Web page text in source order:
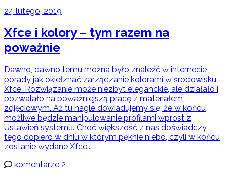
24 lutego, 2019
Xfce i kolory – tym razem na
poważnie
Dawno, dawno temu można było znaleźć w internecie
porady jak okiełznać zarządzanie kolorami w środowisku
Xfce. Rozwiązanie może niezbyt eleganckie, ale działało i
pozwalało na poważniejszą pracę z materiałem
zdjęciowym. Aż tu nagle dowiadujemy się, że w końcu
możliwe będzie manipulowanie profilami wprost z
Ustawień systemu. Choć większość z nas doświadczy
tego dopiero w dniu w którym pęknie niebo, czyli w końcu
zostanie wydane Xfce...
komentarze 2